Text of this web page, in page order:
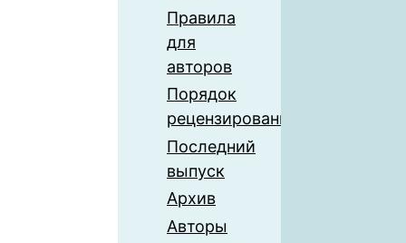
Правила
для
авторов
Порядок
рецензирования
Последний
выпуск
Архив
Авторы